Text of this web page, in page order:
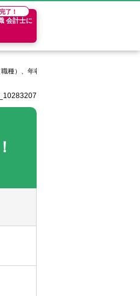
了！
会計士に
種）、年収400万円以上